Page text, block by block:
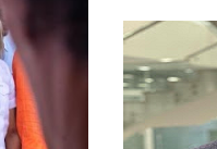
Everest Tower en
en municipios